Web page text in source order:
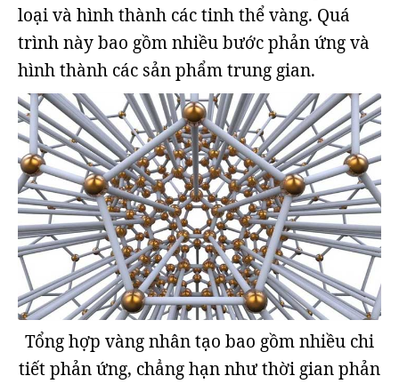
loại và hình thành các tinh thể vàng. Quá
trình này bao gồm nhiều bước phản ứng và
hình thành các sản phẩm trung gian.
Tổng hợp vàng nhân tạo bao gồm nhiều chi
tiết phản ứng, chẳng hạn như thời gian phản